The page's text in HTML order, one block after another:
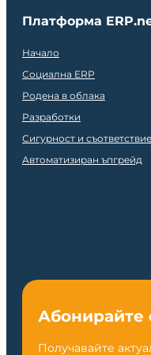
Платформа
Начало
Социална ERP
Родена в облака
Разработки
Сигурност и съответствие
Автоматизиран ъпгрейд
Абонирайте
Получавайте